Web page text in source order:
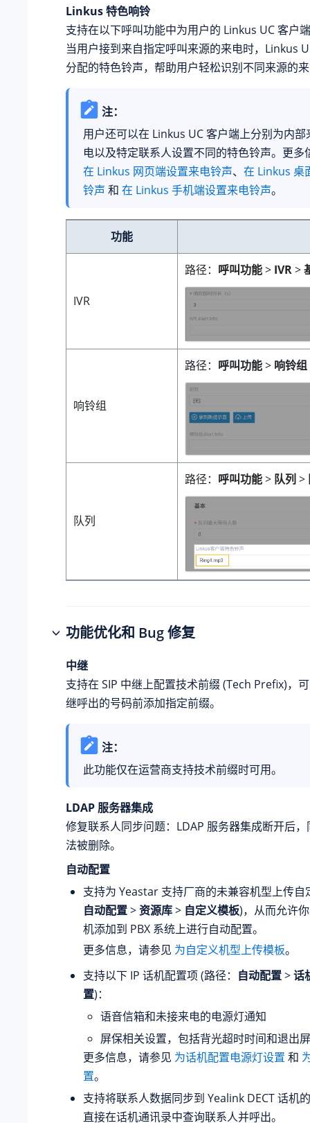
Linkus 特色响铃
支持在以下呼叫功能中为用户的 Linkus UC 客户
当用户接到来自指定呼叫来源的来电时，Linkus
分配的特色铃声，帮助用户轻松识别不同来源的
注：
用户还可以在 Linkus UC 客户端上分别为内
电以及特定联系人设置不同的特色铃声。更多
在 Linkus 网页端设置来电铃声、 在 Linkus 桌
铃声 和 在 Linkus 手机端设置来电铃声。
功能
IVR
路径： 呼叫功能> IVR>
响铃组
路径： 呼叫功能> 响铃组
队列
路径： 呼叫功能> 队列 >
功能优化和 Bug 修复
中继
支持在 SIP 中继上配置技术前缀 (Tech Prefix)，
继呼出的号码前添加指定前缀。
注：
此功能仅在运营商支持技术前缀时可用。
LDAP 服务器集成
修复联系人同步问题：LDAP 服务器集成断开后
法被删除。
自动配置
支持为 Yeastar 支持厂商的未兼容机型上传自
自动配置>资源库> 自定义模板)，从而允许
机添加到 PBX 系统上进行自动配置。
更多信息，请参见 为自定义机型上传模板。
支持以下 IP 话机配置项 (路径： 自动配置>话
置)：
语音信箱和未接来电的电源灯通知
屏保相关设置，包括背光超时时间和退出
更多信息，请参见 为话机配置电源灯设置 和
置。
支持将联系人数据同步到 Yealink DECT 话机
直接在话机通讯录中查询联系人并呼出。